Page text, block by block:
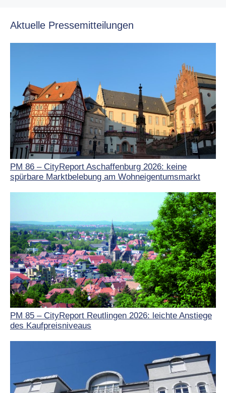
Aktuelle Pressemitteilungen
PM 86 – CityReport Aschaffenburg 2026: keine
spürbare Marktbelebung am Wohneigentumsmarkt
PM 85 – CityReport Reutlingen 2026: leichte Anstiege
des Kaufpreisniveaus